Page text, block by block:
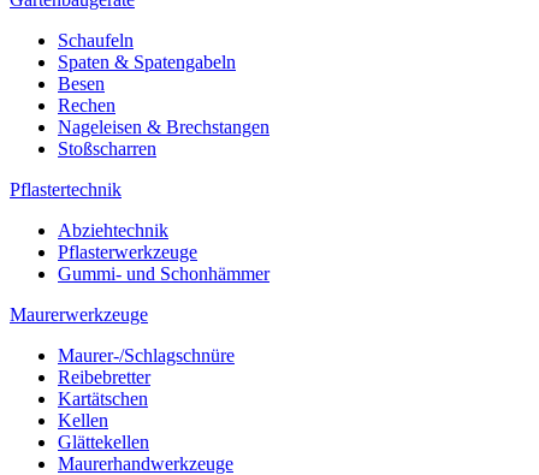
Schaufeln
Spaten & Spatengabeln
Besen
Rechen
Nageleisen & Brechstangen
Stoßscharren
Pflastertechnik
Abziehtechnik
Pflasterwerkzeuge
Gummi- und Schonhämmer
Maurerwerkzeuge
Maurer-/Schlagschnüre
Reibebretter
Kartätschen
Kellen
Glättekellen
Maurerhandwerkzeuge